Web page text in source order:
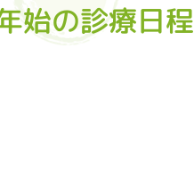
始の診療日程